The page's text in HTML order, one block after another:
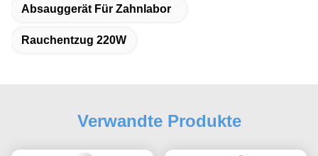
Absauggerät Für Zahnlabor
Rauchentzug 220W
Verwandte Produkte